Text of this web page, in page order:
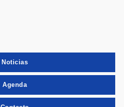
Noticias
Agenda